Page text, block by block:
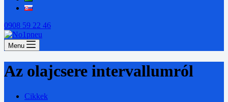
0908 59 22 46
Menu
Az olajcsere intervallumról
Cikkek